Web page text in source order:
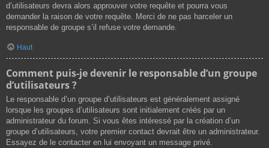
d’utilisateurs devra alors approuver votre requête et pourra vous
demander la raison de votre requête. Merci de ne pas harceler un
responsable de groupe s’il refuse votre demande.
Haut
Comment puis-je devenir le responsable d’un groupe
d’utilisateurs ?
Le responsable d’un groupe d’utilisateurs est généralement assigné
lorsque les groupes d’utilisateurs sont initialement créés par un
administrateur du forum. Si vous êtes intéressé par la création d’un
groupe d’utilisateurs, votre premier contact devrait être un administrateur.
Essayez de le contacter en lui envoyant un message privé.